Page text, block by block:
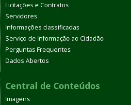
Licitações e Contratos
Servidores
Informações classificadas
Serviço de Informação ao Cidadão
Perguntas Frequentes
Dados Abertos
Central de Conteúdos
Imagens